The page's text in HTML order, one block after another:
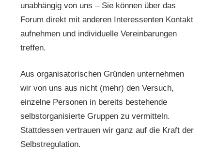
unabhängig von uns – Sie können über das
Forum direkt mit anderen Interessenten Kontakt
aufnehmen und individuelle Vereinbarungen
treffen.
Aus organisatorischen Gründen unternehmen
wir von uns aus nicht (mehr) den Versuch,
einzelne Personen in bereits bestehende
selbstorganisierte Gruppen zu vermitteln.
Stattdessen vertrauen wir ganz auf die Kraft der
Selbstregulation.